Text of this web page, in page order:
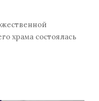
храма состоялась